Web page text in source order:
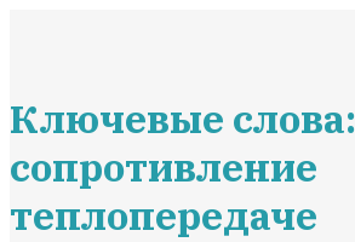
Ключевые слова:
сопротивление
теплопередаче